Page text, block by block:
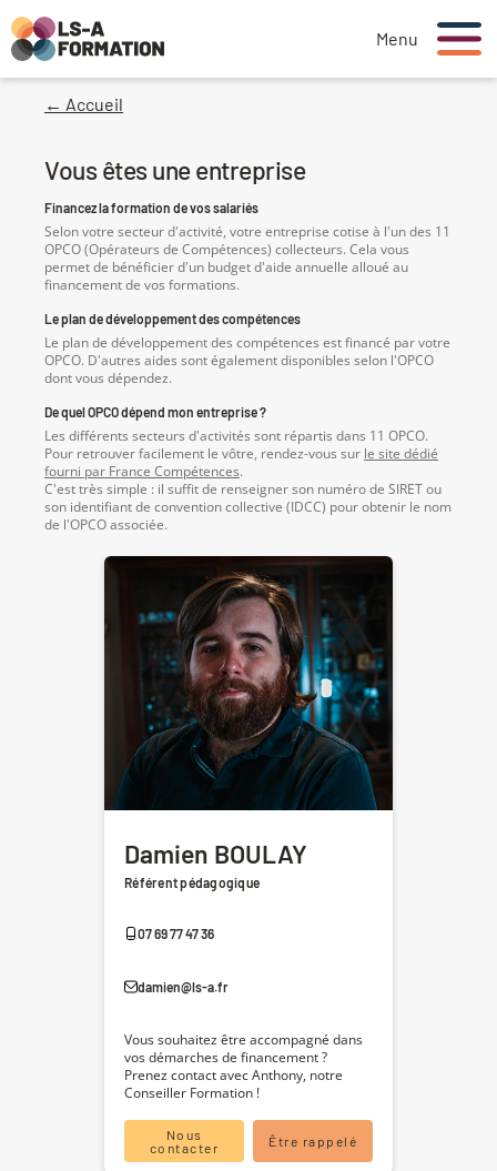
Menu
← Accueil
Vous êtes une entreprise
Financez la formation de vos salariés
Selon votre secteur d'activité, votre entreprise cotise à l'un des 11
OPCO (Opérateurs de Compétences) collecteurs. Cela vous
permet de bénéficier d'un budget d'aide annuelle alloué au
financement de vos formations.
Le plan de développement des compétences
Le plan de développement des compétences est financé par votre
OPCO. D'autres aides sont également disponibles selon l'OPCO
dont vous dépendez.
De quel OPCO dépend mon entreprise ?
Les différents secteurs d'activités sont répartis dans 11 OPCO.
Pour retrouver facilement le vôtre, rendez-vous sur le site dédié
fourni par France Compétences.
C'est très simple : il suffit de renseigner son numéro de SIRET ou
son identifiant de convention collective (IDCC) pour obtenir le nom
de l'OPCO associée.
Damien BOULAY
Référent pédagogique
07 69 77 47 36
damien@ls-a.fr
Vous souhaitez être accompagné dans
vos démarches de financement ?
Prenez contact avec Anthony, notre
Conseiller Formation !
Nous
contacter
Être rappelé